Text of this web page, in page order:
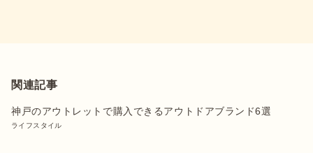
関連記事
神戸のアウトレットで購入できるアウトドアブランド6選
ライフスタイル